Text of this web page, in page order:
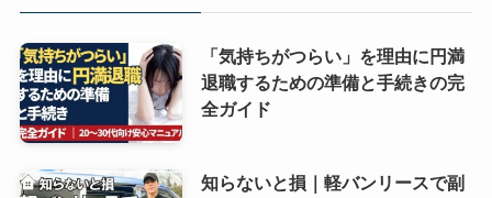
「気持ちがつらい」を理由に円満
退職するための準備と手続きの完
全ガイド
知らないと損｜軽バンリースで副